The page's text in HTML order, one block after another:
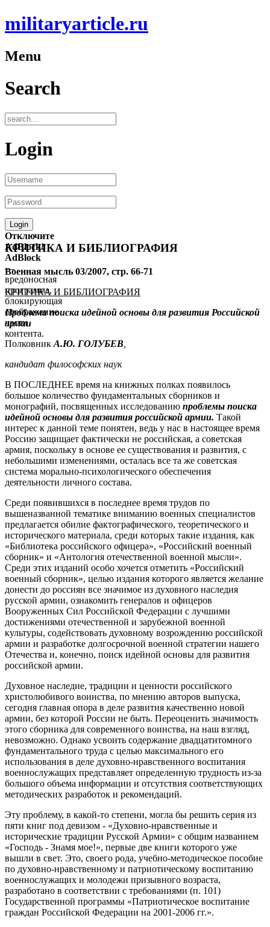
militaryarticle.ru
Menu
Search
Login
Отключите
AdBlock!
AdBlock
—
вредоносная
программа,
блокирующая
отображение
части
контента.
КРИТИКА И БИБЛИОГРАФИЯ
Военная мысль 03/2007, стр. 66-71
КРИТИКА И БИБЛИОГРАФИЯ
Проблема поиска идейной основы для развития Российской
армии
Полковник А.Ю. ГОЛУБЕВ
кандидат философских наук
В ПОСЛЕДНЕЕ время на книжных полках появилось
большое количество фундаментальных сборников и
монографий, посвященных исследованию проблемы поиска
идейной основы для развития российской армии. Такой
интерес к данной теме понятен, ведь у нас в настоящее время
Россию защищает фактически не российская, а советская
армия, поскольку в основе ее существования и развития, с
небольшими изменениями, осталась все та же советская
система морально-психологического обеспечения
деятельности личного состава.
Среди появившихся в последнее время трудов по
вышеназванной тематике вниманию военных специалистов
предлагается обилие фактографического, теоретического и
исторического материала, среди которых такие издания, как
«Библиотека российского офицера», «Российский военный
сборник» и «Антология отечественной военной мысли».
Среди этих изданий особо хочется отметить «Российский
военный сборник», целью издания которого является желание
донести до россиян все значимое из духовного наследия
русской армии, ознакомить генералов и офицеров
Вооруженных Сил Российской Федерации с лучшими
достижениями отечественной и зарубежной военной
культуры, содействовать духовному возрождению российской
армии и разработке долгосрочной военной стратегии нашего
Отечества и, конечно, поиск идейной основы для развития
российской армии.
Духовное наследие, традиции и ценности российского
христолюбивого воинства, по мнению авторов выпуска,
сегодня главная опора в деле развития качественно новой
армии, без которой России не быть. Переоценить значимость
этого сборника для современного воинства, на наш взгляд,
невозможно. Однако усвоить содержание двадцатитомного
фундаментального труда с целью максимального его
использования в деле духовно-нравственного воспитания
военнослужащих представляет определенную трудность из-за
большого объема информации и отсутствия соответствующих
методических разработок и рекомендаций.
Эту проблему, в какой-то степени, могла бы решить серия из
пяти книг под девизом - «Духовно-нравственные и
исторические традиции Русской Армии» с общим названием
«Господь - Знамя мое!», первые две книги которого уже
вышли в свет. Это, своего рода, учебно-методическое пособие
по духовно-нравственному и патриотическому воспитанию
военнослужащих и молодежи призывного возраста,
разработано в соответствии с требованиями (п. 101)
Государственной программы «Патриотическое воспитание
граждан Российской Федерации на 2001-2006 гг.».